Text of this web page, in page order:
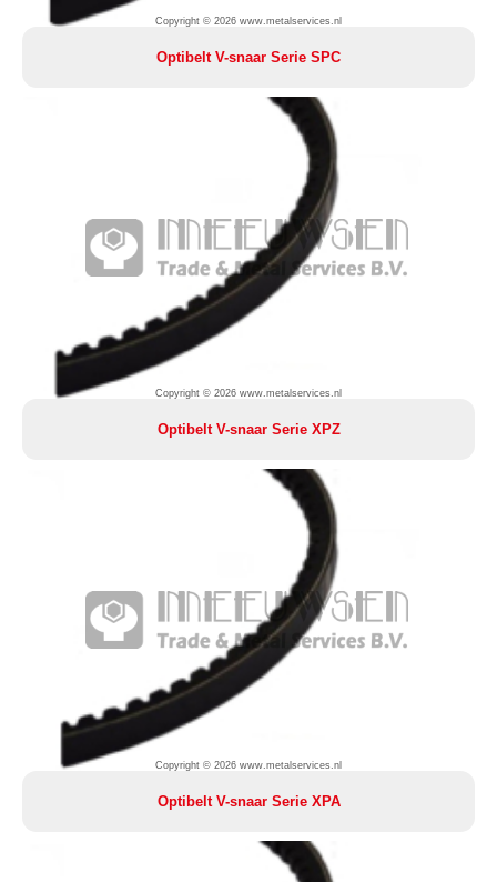
Copyright © 2026 www.metalservices.nl
Optibelt V-snaar Serie SPC
Copyright © 2026 www.metalservices.nl
Optibelt V-snaar Serie XPZ
Copyright © 2026 www.metalservices.nl
Optibelt V-snaar Serie XPA